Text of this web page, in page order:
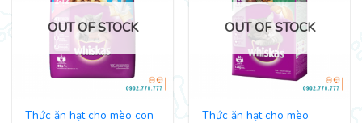
OUT OF STOCK
Thức ăn hạt cho mèo con
OUT OF STOCK
Thức ăn hạt cho mèo